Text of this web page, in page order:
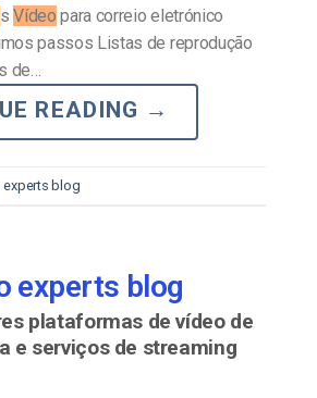
sVídeo para correio eletrónico
passos Listas de reprodução
de…
READING →
experts blog
experts blog
plataformas de vídeo de
e serviços de streaming